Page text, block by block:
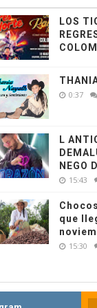
LOS
0:37
L
NEGO
15:43
que
15:30